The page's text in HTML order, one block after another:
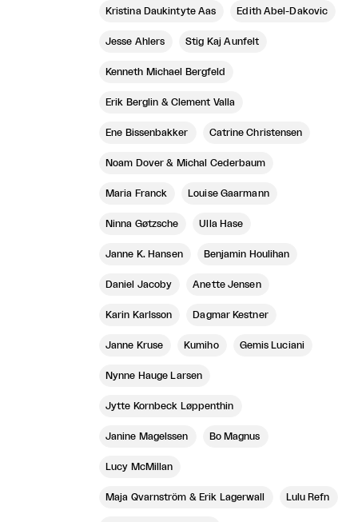
Kristina Daukintyte Aas Edith Abel-Dakovic
Jesse Ahlers Stig Kaj Aunfelt
Kenneth Michael Bergfeld
Erik Berglin & Clement Valla
Ene Bissenbakker Catrine Christensen
Noam Dover & Michal Cederbaum
Maria Franck Louise Gaarmann
Ninna Gøtzsche Ulla Hase
Janne K. Hansen Benjamin Houlihan
Daniel Jacoby Anette Jensen
Karin Karlsson Dagmar Kestner
Janne Kruse Kumiho Gemis Luciani
Nynne Hauge Larsen
Jytte Kornbeck Løppenthin
Janine Magelssen Bo Magnus
Lucy McMillan
Maja Qvarnström & Erik Lagerwall Lulu Refn